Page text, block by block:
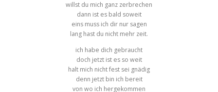
willst du mich ganz zerbrechen
dann ist es bald soweit
eins muss ich dir nur sagen
lang hast du nicht mehr zeit.
ich habe dich gebraucht
doch jetzt ist es so weit
halt mich nicht fest sei gnädig
denn jetzt bin ich bereit
von wo ich hergekommen